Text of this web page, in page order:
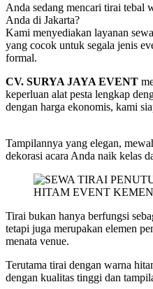
Anda sedang mencari tirai tebal
Anda di Jakarta?
Kami menyediakan layanan
yang cocok untuk segala jenis
formal.
CV. SURYA JAYA EVENT
keperluan alat pesta lengkap
dengan harga ekonomis, kami
Tampilannya yang elegan,
dekorasi acara Anda naik kelas
Tirai bukan hanya berfungsi
tetapi juga merupakan elemen
menata venue.
Terutama tirai dengan warna
dengan kualitas tinggi dan